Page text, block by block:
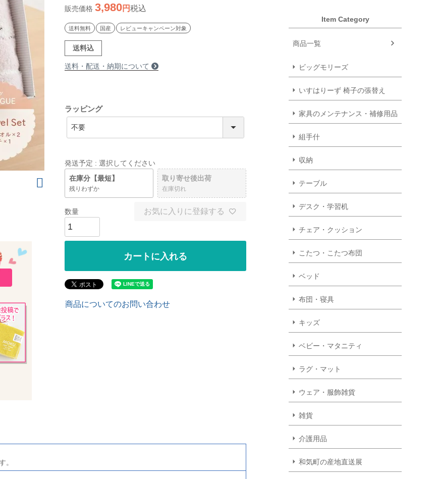
国産
販売価格 3,980 税込
送料無料 国産 レビューキャンペーン対象
送料込
送料・配送・納期について
ラッピング
発送予定
選択してください
在庫分【最短】
残りわずか
取り寄せ後出荷
在庫切れ
お気に入りに登録する
カートに入れる
商品についてのお問い合わせ
。
Item Category
商品一覧
ビッグモリーズ
いすはりーず 椅子の張替え
家具のメンテナンス・補修用品
組手什
収納
テーブル
デスク・学習机
チェア・クッション
こたつ・こたつ布団
ベッド
布団・寝具
キッズ
ベビー・マタニティ
ラグ・マット
ウェア・服飾雑貨
雑貨
介護用品
和気町の産地直送展